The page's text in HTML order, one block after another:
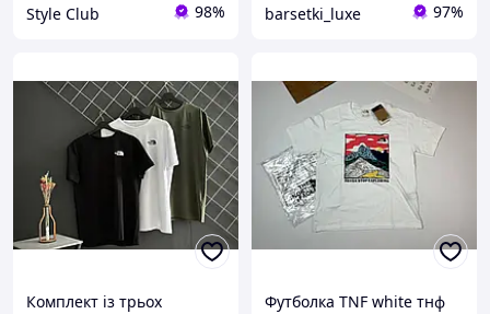
Style Club 98% barsetki_luxe 97%
Комплект із трьох
Футболка TNF white тнф